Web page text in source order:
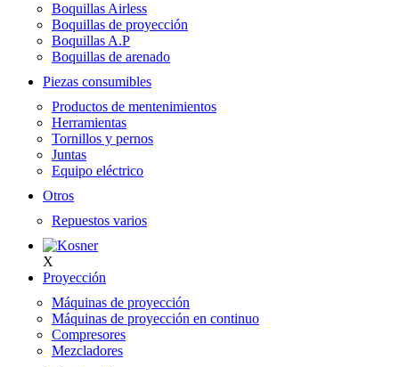
Boquillas Airless
Boquillas de proyección
Boquillas A.P
Boquillas de arenado
Piezas consumibles
Productos de mentenimientos
Herramientas
Tornillos y pernos
Juntas
Equipo eléctrico
Otros
Repuestos varios
X
Proyección
Máquinas de proyección
Máquinas de proyección en continuo
Compresores
Mezcladores